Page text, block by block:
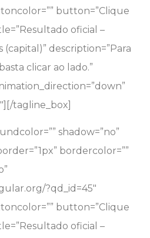
button=”Clique
oficial –
description=”Para
clicar ao lado.”
tagline_box]
shadow=”no”
bordercolor=””
?qd_id=45″
button=”Clique
oficial –